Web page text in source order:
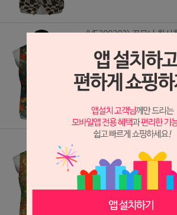
(VE200203) 꽃무늬 화사
(VE200202) 꽃무늬 화사